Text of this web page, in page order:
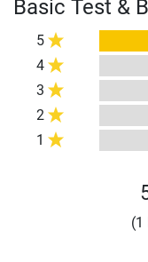
Basic Test &
5
4
3
2
1
(1